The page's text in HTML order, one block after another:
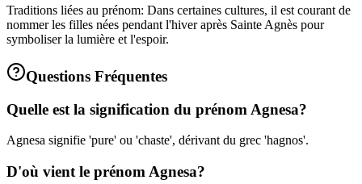
Traditions liées au prénom: Dans certaines cultures, il est courant de
nommer les filles nées pendant l'hiver après Sainte Agnès pour
symboliser la lumière et l'espoir.
Questions Fréquentes
Quelle est la signification du prénom Agnesa?
Agnesa signifie 'pure' ou 'chaste', dérivant du grec 'hagnos'.
D'où vient le prénom Agnesa?